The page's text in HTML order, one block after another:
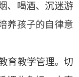
、喝酒、沉迷游
养孩子的自律意
育教学管理。切